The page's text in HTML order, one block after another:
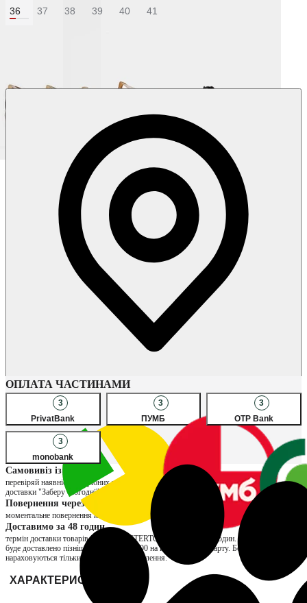
36 37 38 39 40 41
Наявність в магазинах
ОПЛАТА ЧАСТИНАМИ
3
PrivatBank
3
ПУМБ
3
OTP Bank
3
monobank
Самовивіз із магазину
перевіряй наявність потрібних товарів в улюблених магазинах, обирай спосіб
доставки "Заберу сьогодні" та сплачуй за товар вже при отриманні
Повернення через магазин
моментальне повернення коштів та можливість обміну на інший розмір
Доставимо за 48 годин
термін доставки товарів продавця INTERTOP складає до 48 годин. Якщо замовлення
буде доставлено пізніше, нарахуємо ₴200 на вашу бонусну карту. Бонуси
нараховуються тільки за отримані замовлення.
ХАРАКТЕРИСТИКИ